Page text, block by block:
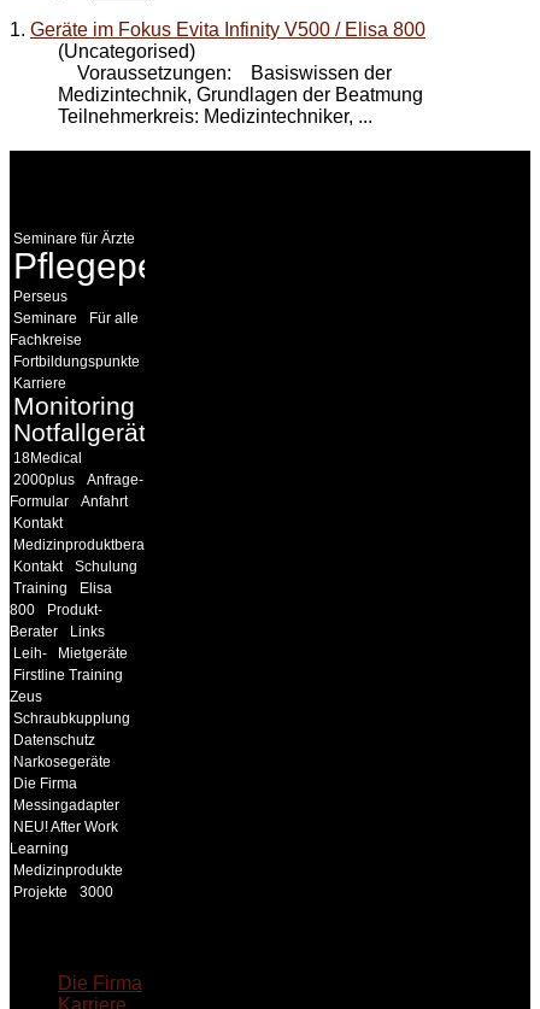
1. Geräte im Fokus Evita Infinity V500 / Elisa 800
(Uncategorised)
Voraussetzungen: Basiswissen der
Medizintechnik, Grundlagen der Beatmung
Teilnehmerkreis: Medizintechniker, ...
Seminare für Ärzte
Pflegepersonal
Perseus
Seminare
Für alle
Fachkreise
Fortbildungspunkte
Karriere
Monitoring
Notfallgeräte
18Medical
2000plus
Anfrage-
Formular
Anfahrt
Kontakt
Medizinproduktberater
Kontakt
Schulung
Training
Elisa
800
Produkt-
Berater
Links
Leih-
Mietgeräte
Firstline Training
Zeus
Schraubkupplung
Datenschutz
Narkosegeräte
Die Firma
Messingadapter
NEU! After Work
Learning
Medizinprodukte
Projekte
3000
Die Firma
Karriere